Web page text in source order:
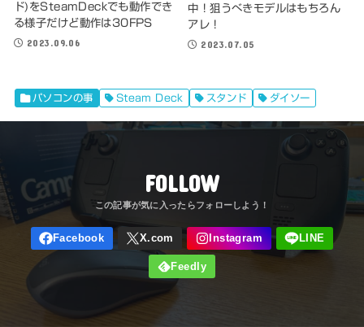
ド)をSteamDeckでも動作でき
る様子だけど動作は30FPS
2023.09.06
中！狙うべきモデルはもちろん
アレ！
2023.07.05
パソコンの事 Steam Deck スタンド ダイソー
FOLLOW